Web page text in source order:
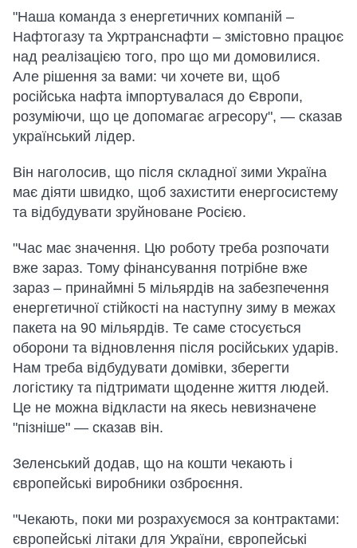
"Наша команда з енергетичних компаній –
Нафтогазу та Укртранснафти – змістовно працює
над реалізацією того, про що ми домовилися.
Але рішення за вами: чи хочете ви, щоб
російська нафта імпортувалася до Європи,
розуміючи, що це допомагає агресору", — сказав
український лідер.
Він наголосив, що після складної зими Україна
має діяти швидко, щоб захистити енергосистему
та відбудувати зруйноване Росією.
"Час має значення. Цю роботу треба розпочати
вже зараз. Тому фінансування потрібне вже
зараз – принаймні 5 мільярдів на забезпечення
енергетичної стійкості на наступну зиму в межах
пакета на 90 мільярдів. Те саме стосується
оборони та відновлення після російських ударів.
Нам треба відбудувати домівки, зберегти
логістику та підтримати щоденне життя людей.
Це не можна відкласти на якесь невизначене
"пізніше" — сказав він.
Зеленський додав, що на кошти чекають і
європейські виробники озброєння.
"Чекають, поки ми розрахуємося за контрактами:
європейські літаки для України, європейські